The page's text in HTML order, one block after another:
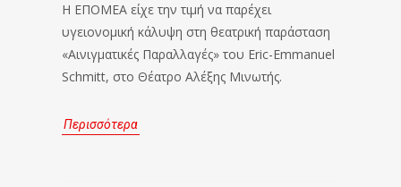
Η ΕΠΟΜΕΑ είχε την τιμή να παρέχει
υγειονομική κάλυψη στη θεατρική παράσταση
«Αινιγματικές Παραλλαγές» του Eric-Emmanuel
Schmitt, στο Θέατρο Αλέξης Μινωτής.
Περισσότερα